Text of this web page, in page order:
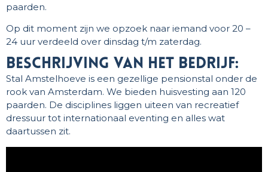
paarden.
Op dit moment zijn we opzoek naar iemand voor 20 –
24 uur verdeeld over dinsdag t/m zaterdag.
beschrijving van het bedrijf:
Stal Amstelhoeve is een gezellige pensionstal onder de
rook van Amsterdam. We bieden huisvesting aan 120
paarden. De disciplines liggen uiteen van recreatief
dressuur tot internationaal eventing en alles wat
daartussen zit.